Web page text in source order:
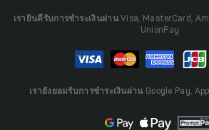
เรายินดีรับการชำระเงินผ่าน Visa, MasterCard,
UnionPay
เรายังยอมรับการชำระเงินผ่าน Google Pay,